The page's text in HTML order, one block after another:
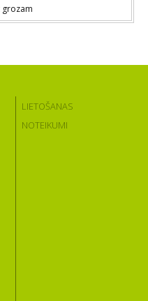
grozam
LIETOŠANAS
NOTEIKUMI